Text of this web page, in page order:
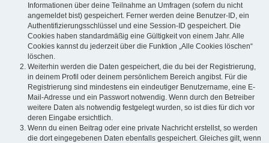
Informationen über deine Teilnahme an Umfragen (sofern du nicht
angemeldet bist) gespeichert. Ferner werden deine Benutzer-ID, ein
Authentifizierungsschlüssel und eine Session-ID gespeichert. Die
Cookies haben standardmäßig eine Gültigkeit von einem Jahr. Alle
Cookies kannst du jederzeit über die Funktion „Alle Cookies löschen“
löschen.
Weiterhin werden die Daten gespeichert, die du bei der Registrierung,
in deinem Profil oder deinem persönlichem Bereich angibst. Für die
Registrierung sind mindestens ein eindeutiger Benutzername, eine E-
Mail-Adresse und ein Passwort notwendig. Wenn durch den Betreiber
weitere Daten als notwendig festgelegt wurden, so ist dies für dich vor
deren Eingabe ersichtlich.
Wenn du einen Beitrag oder eine private Nachricht erstellst, so werden
die dort eingegebenen Daten ebenfalls gespeichert. Gleiches gilt, wenn